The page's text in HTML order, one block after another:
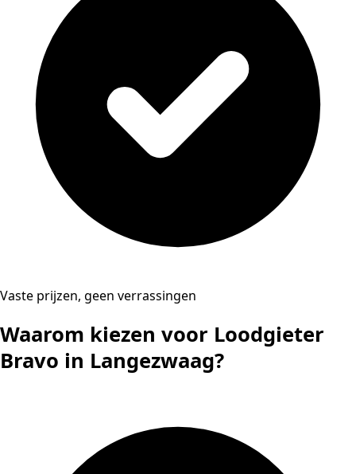
Vaste prijzen, geen verrassingen
Waarom kiezen voor Loodgieter
Bravo in Langezwaag?